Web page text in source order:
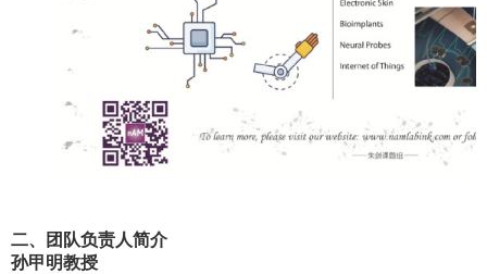
二、
团队负责人简介
孙甲明教授